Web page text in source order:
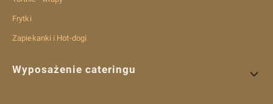
Frytki
Zapiekanki i Hot-dogi
Wyposażenie cateringu